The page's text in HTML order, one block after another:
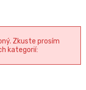
Zkuste prosím
kategorií: